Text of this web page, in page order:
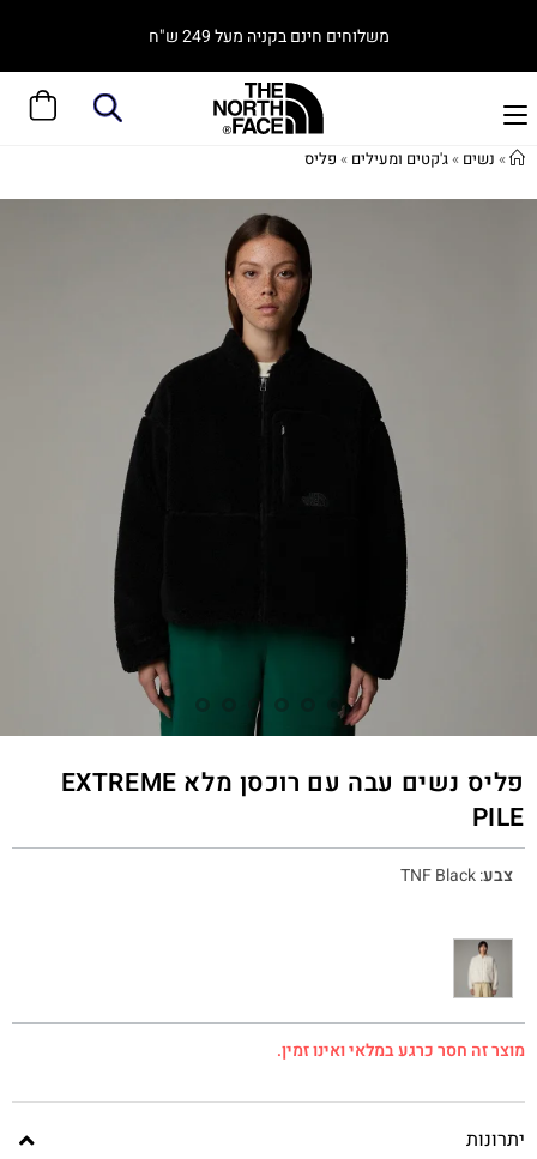
משלוחים חינם בקניה מעל 249 ש"ח
» נשים »ג'קטים ומעילים » פליס
פליס נשים עבה עם רוכסן מלא EXTREME
PILE
צבע:
TNF Black
מוצר זה חסר כרגע במלאי ואינו זמין.
יתרונות